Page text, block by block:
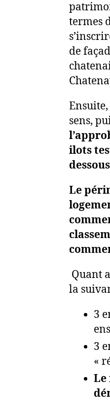
termes
de
sens,
ilots
Le
Quant
la
3
3
«
Le